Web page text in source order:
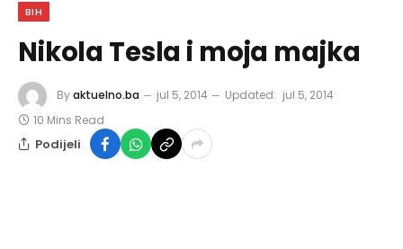
BIH
Nikola Tesla i moja majka
Byaktuelno.ba jul 5, 2014 Updated: jul 5, 2014
10 Mins Read
Podijeli